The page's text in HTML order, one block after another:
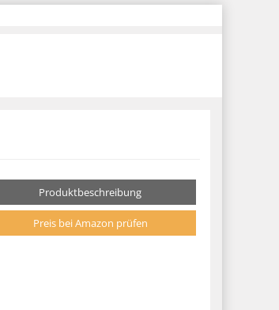
Produktbeschreibung
Preis bei Amazon prüfen